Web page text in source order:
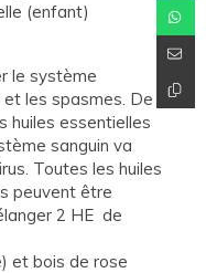
(enfant)
le système
et les spasmes. De
huiles essentielles
sanguin va
Toutes les huiles
peuvent être
2 HE de
et bois de rose